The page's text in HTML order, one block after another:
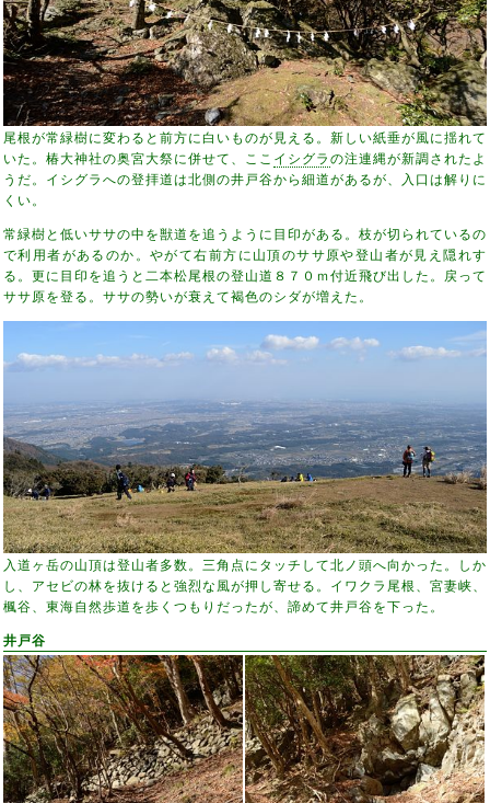
尾根が常緑樹に変わると前方に白いものが見える。新しい紙垂が風に揺れて
いた。椿大神社の奥宮大祭に併せて、ここ イシグラ の注連縄が新調されたよ
うだ。イシグラへの登拝道は北側の井戸谷から細道があるが、入口は解りに
くい。
常緑樹と低いササの中を獣道を追うように目印がある。枝が切られているの
で利用者があるのか。やがて右前方に山頂のササ原や登山者が見え隠れす
る。更に目印を追うと二本松尾根の登山道８７０ｍ付近飛び出した。戻って
ササ原を登る。ササの勢いが衰えて褐色のシダが増えた。
入道ヶ岳の山頂は登山者多数。三角点にタッチして北ノ頭へ向かった。しか
し、アセビの林を抜けると強烈な風が押し寄せる。イワクラ尾根、宮妻峡、
楓谷、東海自然歩道を歩くつもりだったが、諦めて井戸谷を下った。
井戸谷